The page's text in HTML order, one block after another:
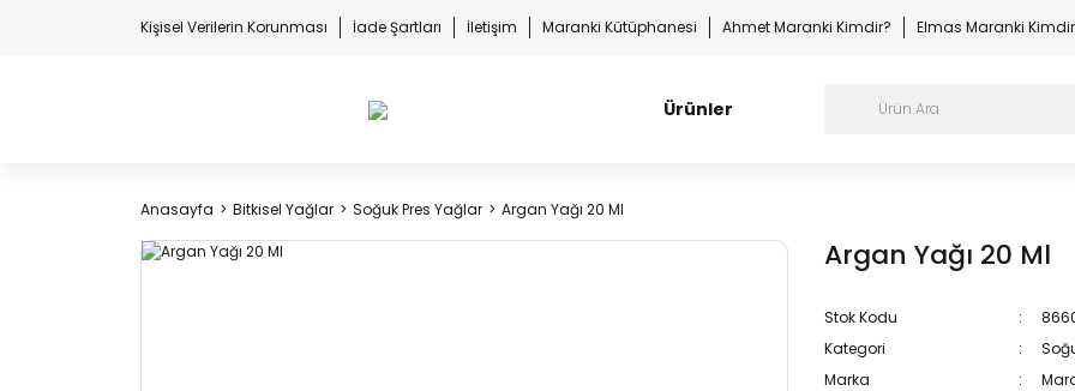
Kişisel Verilerin Korunması İade Şartları İletişim Maranki Kütüphanesi Ahmet Maranki Kimdir? Elmas Maranki
Ürünler
Anasayfa Bitkisel Yağlar Soğuk Pres Yağlar Argan Yağı 20 Ml
Argan Yağı 20 Ml
Stok Kodu
Kategori
Marka